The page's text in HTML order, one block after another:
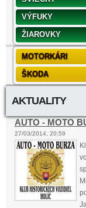
VÝFUKY
ŽIAROVKY
MOTORKÁRI
ŠKODA
AKTUALITY
AUTO - MOTO
27/03/2014, 20:59